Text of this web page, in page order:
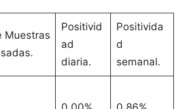
Muestras
Positivid
ad
diaria.
Positivida
d
semanal.